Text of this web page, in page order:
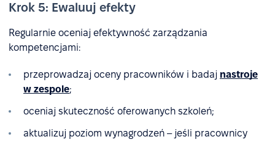
Krok 5: Ewaluuj efekty
Regularnie oceniaj efektywność zarządzania
kompetencjami:
przeprowadzaj oceny pracowników i badaj nastroje
w zespole;
oceniaj skuteczność oferowanych szkoleń;
aktualizuj poziom wynagrodzeń – jeśli pracownicy